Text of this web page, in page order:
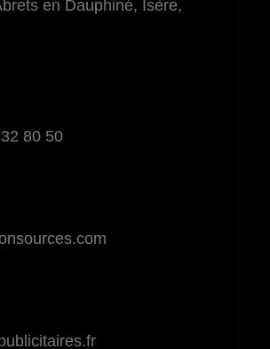
en Dauphiné, Isère,
80 50